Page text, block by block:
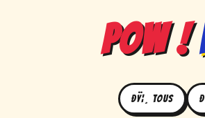
POW !
ðŸ¦¸ Tous